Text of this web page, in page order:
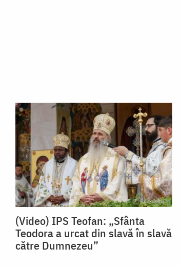
(Video) IPS Teofan: „Sfânta
Teodora a urcat din slavă în slavă
către Dumnezeu”